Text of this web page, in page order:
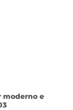
moderno e